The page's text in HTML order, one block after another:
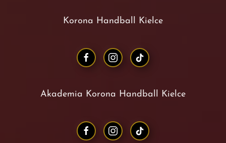
Korona Handball Kielce
Akademia Korona Handball Kielce